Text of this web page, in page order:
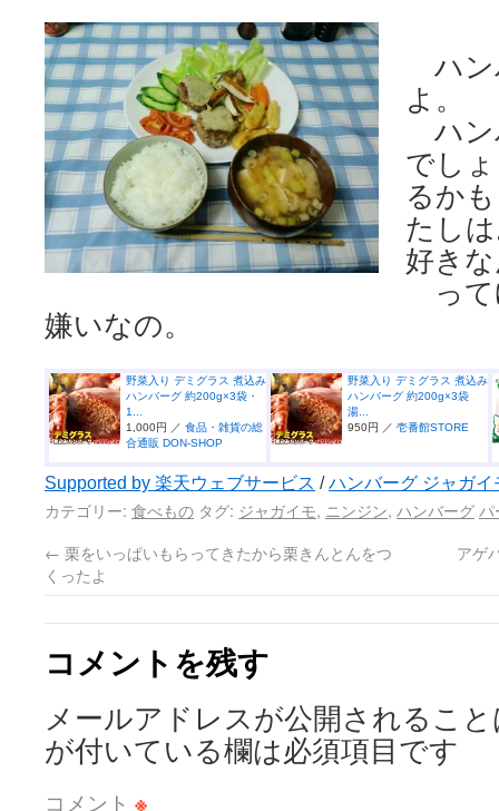
ハン
よ。
ハン
でし
るか
たし
好き
って
嫌いなの。
野菜入り デミグラス 煮込み
ハンバーグ 約200g×3袋・
1...
1,000円 ／ 食品・雑貨の総
合通販 DON-SHOP
野菜入り デミグラス 煮込み
ハンバーグ 約200g×3袋
湯...
950円 ／ 壱番館STORE
Supported by 楽天ウェブサービス /ハンバーグ ジャガイ
カテゴリー: 食べもの タグ: ジャガイモ, ニンジン, ハンバーグ
← 栗をいっぱいもらってきたから栗きんとんをつ
くったよ
アゲ
コメントを残す
メールアドレスが公開されるこ
が付いている欄は必須項目です
コメント ※